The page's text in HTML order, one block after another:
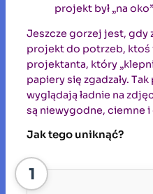
projekt był „na
Jeszcze gorzej jest, gdy
projekt do potrzeb, ktoś
projektanta, który
papiery się zgadzały.
wyglądają ładnie na
są niewygodne, ciemne
Jak tego uniknąć?
1